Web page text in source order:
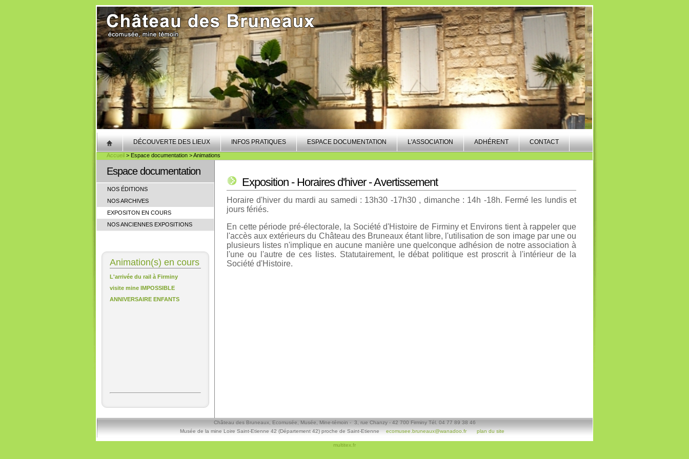
DÉCOUVERTE DES LIEUX INFOS PRATIQUES ESPACE DOCUMENTATION L'ASSOCIATION ADHÉRENT CONTACT
Accueil > Espace documentation > Animations
Espace documentation
NOS ÉDITIONS
NOS ARCHIVES
EXPOSITON EN COURS
NOS ANCIENNES EXPOSITIONS
Animation(s) en cours
L'arrivée du rail à Firminy
visite mine IMPOSSIBLE
ANNIVERSAIRE ENFANTS
Exposition - Horaires d'hiver - Avertissement
Horaire d'hiver du mardi au samedi : 13h30 -17h30 , dimanche : 14h -18h. Fermé les lundis et
jours fériés.
En cette période pré-électorale, la Société d'Histoire de Firminy et Environs tient à rappeler que
l'accès aux extérieurs du Château des Bruneaux étant libre, l'utilisation de son image par une ou
plusieurs listes n'implique en aucune manière une quelconque adhésion de notre association à
l'une ou l'autre de ces listes. Statutairement, le débat politique est proscrit à l'intérieur de la
Société d'Histoire.
Château des Bruneaux, Ecomusée, Musée, Mine-témoin - 3, rue Chanzy - 42 700 Firminy Tél. 04 77 89 38 46
Musée de la mine Loire Saint-Etienne 42 (Département 42) proche de Saint-Etienne
ecomusee.bruneaux@wanadoo.fr plan du site
multitex.fr